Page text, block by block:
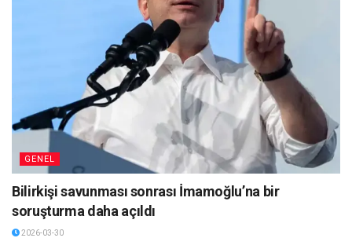
GENEL
Bilirkişi savunması sonrası İmamoğlu’na bir
soruşturma daha açıldı
2026-03-30